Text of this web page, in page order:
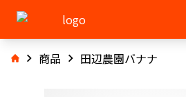
商品 田辺農園バナナ